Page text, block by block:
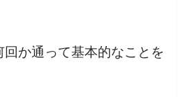
か通って基本的なことを